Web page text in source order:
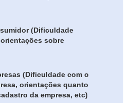
(Dificuldade
sobre
(Dificuldade com o
orientações quanto
da empresa, etc)